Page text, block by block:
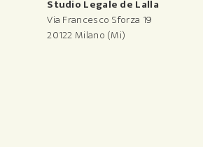
Studio Legale de Lalla
Via Francesco Sforza 19
20122 Milano (Mi)